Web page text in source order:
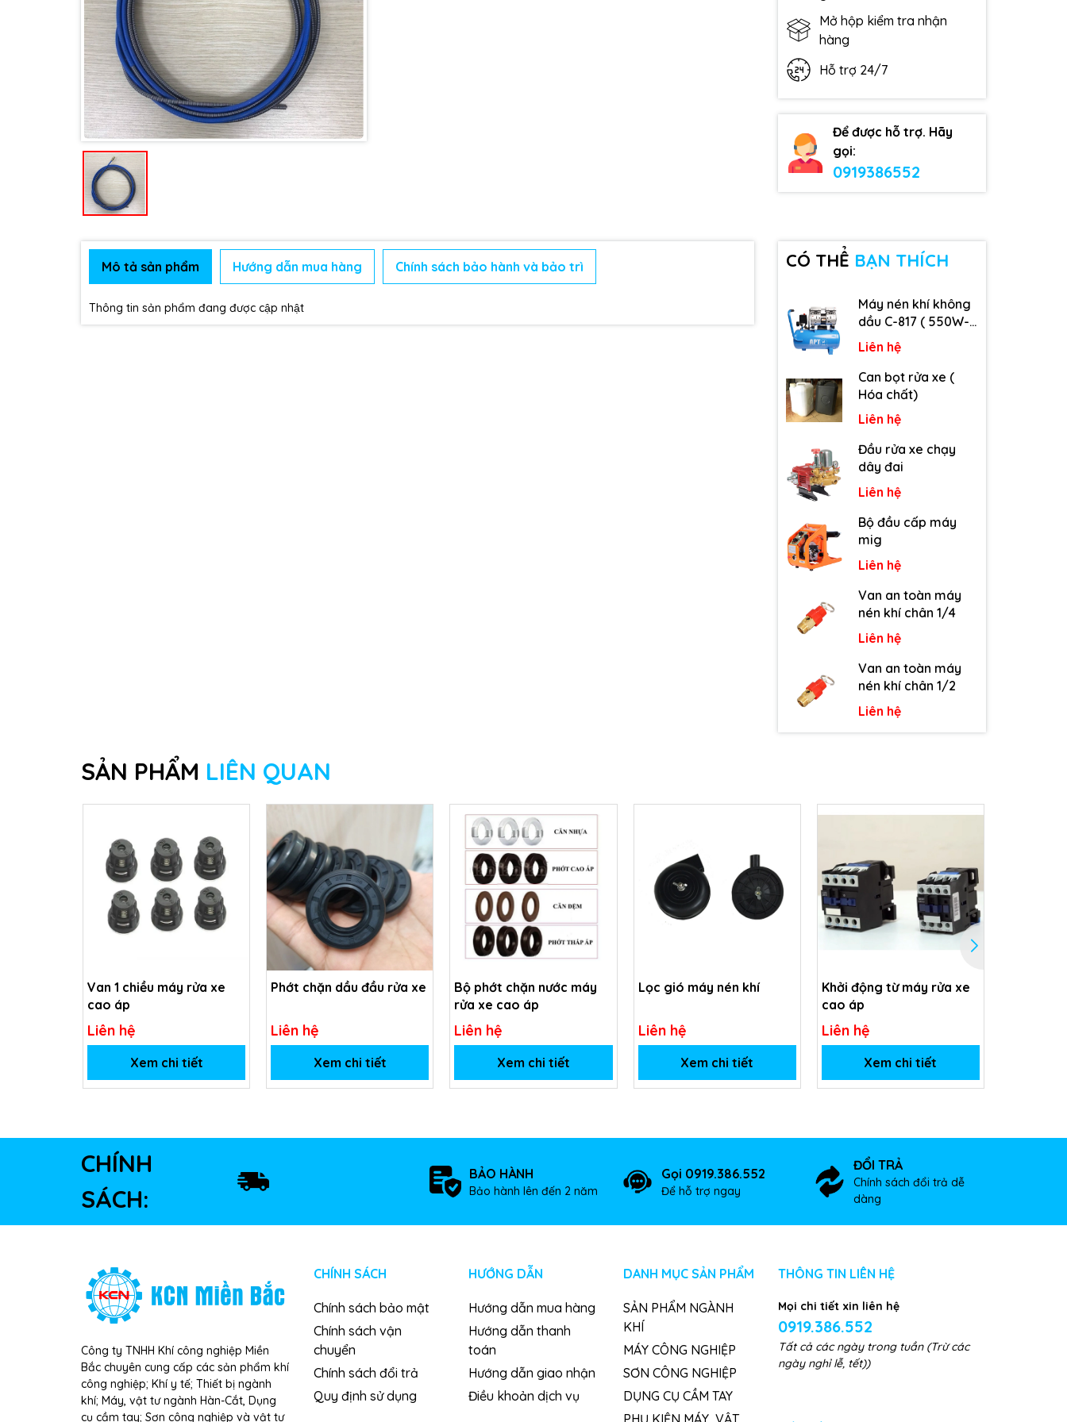
Mở hộp kiểm tra nhận
hàng
Hỗ trợ 24/7
Để được hỗ trợ. Hãy
gọi:
0919386552
Mô tả sản phẩm Hướng dẫn mua hàng Chính sách bảo hành và bảo trì
Thông tin sản phẩm đang được cập nhật
CÓ THỂ BẠN THÍCH
Máy nén khí không
dầu C-817 ( 550W-
9L )
Liên hệ
Can bọt rửa xe (
Hóa chất)
Liên hệ
Đầu rửa xe chạy
dây đai
Liên hệ
Bộ đầu cấp máy
mig
Liên hệ
Van an toàn máy
nén khí chân 1/4
Liên hệ
Van an toàn máy
nén khí chân 1/2
Liên hệ
SẢN PHẨM LIÊN QUAN
Van 1 chiều máy rửa xe
cao áp
Liên hệ
Xem chi tiết
Phớt chặn dầu đầu rửa xe
Liên hệ
Xem chi tiết
Bộ phớt chặn nước máy
rửa xe cao áp
Liên hệ
Xem chi tiết
Lọc gió máy nén khí
Liên hệ
Xem chi tiết
Khởi động từ máy rửa xe
cao áp
Liên hệ
Xem chi tiết
CHÍNH
SÁCH:
BẢO HÀNH
Bảo hành lên đến 2 năm
Gọi 0919.386.552
Để hỗ trợ ngay
ĐỔI TRẢ
Chính sách đổi trả dễ
dàng
Công ty TNHH Khí công nghiệp Miền
Bắc chuyên cung cấp các sản phẩm khí
công nghiệp; Khí y tế; Thiết bị ngành
khí; Máy, vật tư ngành Hàn-Cắt, Dụng
cụ cầm tay; Sơn công nghiệp và vật tư
CHÍNH SÁCH
Chính sách bảo mật
Chính sách vận
chuyển
Chính sách đổi trả
Quy định sử dụng
HƯỚNG DẪN
Hướng dẫn mua hàng
Hướng dẫn thanh
toán
Hướng dẫn giao nhận
Điều khoản dịch vụ
DANH MỤC SẢN PHẨM
SẢN PHẨM NGÀNH
KHÍ
MÁY CÔNG NGHIỆP
SƠN CÔNG NGHIỆP
DỤNG CỤ CẦM TAY
THÔNG TIN LIÊN HỆ
Mọi chi tiết xin liên hệ
0919.386.552
Tất cả các ngày trong tuần (Trừ các
ngày nghỉ lễ, tết))